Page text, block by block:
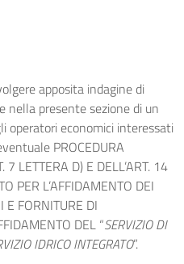
apposita indagine di
nella presente sezione di un
operatori economici interessati
PROCEDURA
7 LETTERA D) E DELL’ART. 14
PER L’AFFIDAMENTO DEI
E FORNITURE DI
DEL “SERVIZIO DI
IDRICO INTEGRATO”.